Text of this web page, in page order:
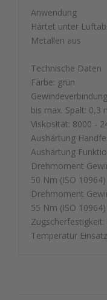
Anwendung
Härtet unter
Metallen aus
Technische Daten
Farbe: grün
bis max. Spalt: 0,3
Viskosität: 8000 -
Aushärtung
Aushärtung
Drehmoment
50 Nm (ISO 10964)
Drehmoment
55 Nm (ISO 10964)
Temperatur